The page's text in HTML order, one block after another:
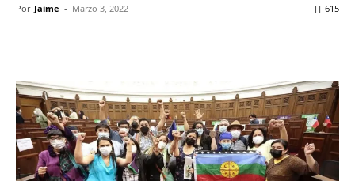
Por Jaime - Marzo 3, 2022 615